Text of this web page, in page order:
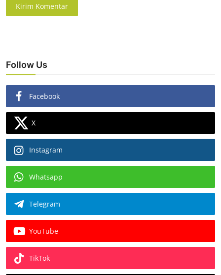
Kirim Komentar
Follow Us
Facebook
X
Instagram
Whatsapp
Telegram
YouTube
TikTok